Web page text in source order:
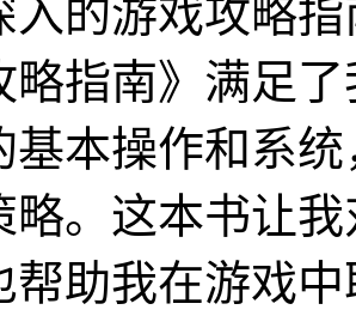
入的游戏攻略
略指南》满足
基本操作和系
略。这本书让
帮助我在游戏